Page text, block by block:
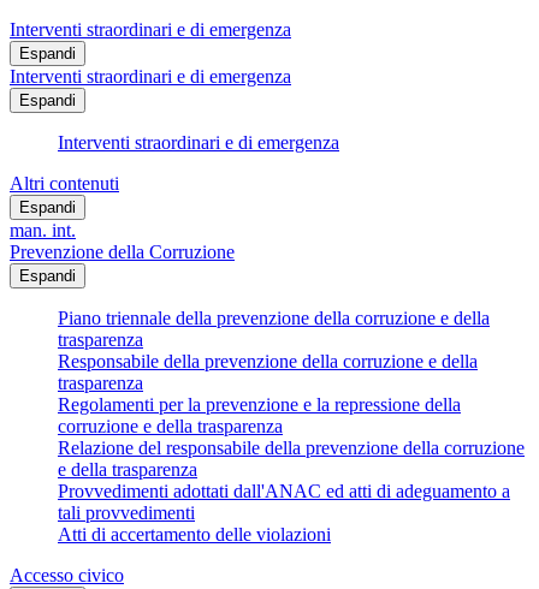
Interventi straordinari e di emergenza
Espandi
Interventi straordinari e di emergenza
Espandi
Interventi straordinari e di emergenza
Altri contenuti
Espandi
man. int.
Prevenzione della Corruzione
Espandi
Piano triennale della prevenzione della corruzione e della
trasparenza
Responsabile della prevenzione della corruzione e della
trasparenza
Regolamenti per la prevenzione e la repressione della
corruzione e della trasparenza
Relazione del responsabile della prevenzione della corruzione
e della trasparenza
Provvedimenti adottati dall'ANAC ed atti di adeguamento a
tali provvedimenti
Atti di accertamento delle violazioni
Accesso civico